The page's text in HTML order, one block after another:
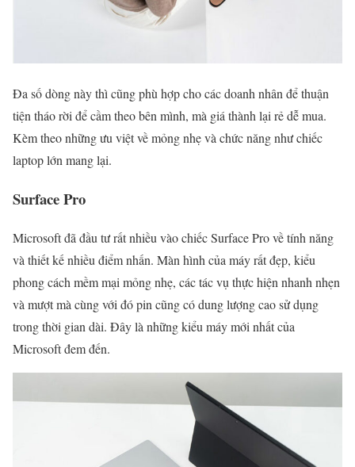
Đa số dòng này thì cũng phù hợp cho các doanh nhân để thuận
tiện tháo rời để cầm theo bên mình, mà giá thành lại rẻ dễ mua.
Kèm theo những ưu việt về mỏng nhẹ và chức năng như chiếc
laptop lớn mang lại.
Surface Pro
Microsoft đã đầu tư rất nhiều vào chiếc Surface Pro về tính năng
và thiết kế nhiều điểm nhấn. Màn hình của máy rất đẹp, kiểu
phong cách mềm mại mỏng nhẹ, các tác vụ thực hiện nhanh nhẹn
và mượt mà cùng với đó pin cũng có dung lượng cao sử dụng
trong thời gian dài. Đây là những kiểu máy mới nhất của
Microsoft đem đến.